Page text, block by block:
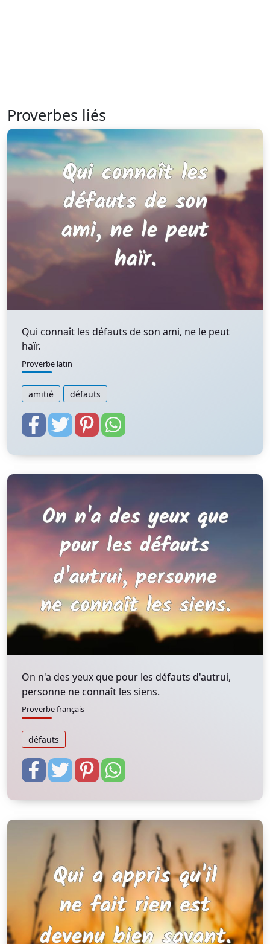
Proverbes liés
Qui connaît les défauts de son ami, ne le peut
haïr.
Proverbe latin
amitié défauts
On n'a des yeux que pour les défauts d'autrui,
personne ne connaît les siens.
Proverbe français
défauts